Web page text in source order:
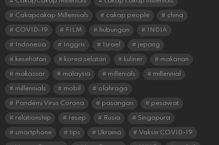
Cakapcakap Millennials cakap people china
COVID-19 FILM hubungan INDIA
Indonesia Inggris Israel jepang
kesehatan korea selatan kuliner makanan
makassar malaysia millenials millennial
millennials mobil olahraga
Pandemi Virus Corona pasangan pesawat
relationship resep Rusia Singapura
smartphone tips Ukraina Vaksin COVID-19